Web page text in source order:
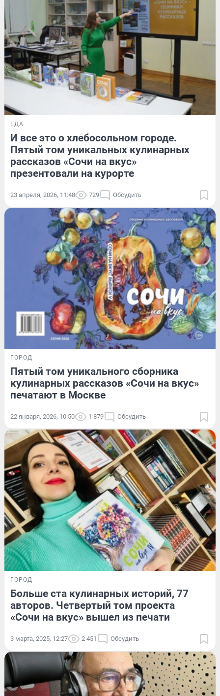
ЕДА
И все это о хлебосольном городе.
Пятый том уникальных кулинарных
рассказов «Сочи на вкус»
презентовали на курорте
23 апреля, 2026, 11:48 729 Обсудить
ГОРОД
Пятый том уникального сборника
кулинарных рассказов «Сочи на вкус»
печатают в Москве
22 января, 2026, 10:50 1 879 Обсудить
ГОРОД
Больше ста кулинарных историй, 77
авторов. Четвертый том проекта
«Сочи на вкус» вышел из печати
3 марта, 2025, 12:27 2 451 Обсудить